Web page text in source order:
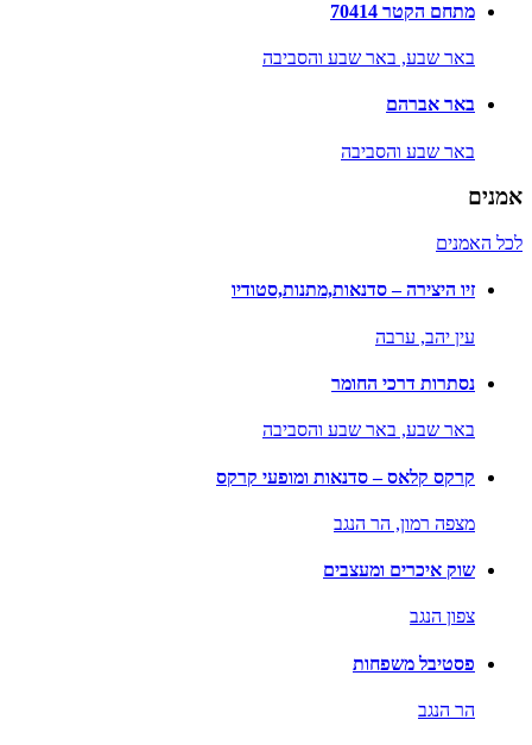
מתחם הקטר 70414
באר שבע, באר שבע והסביבה
באר אברהם
באר שבע והסביבה
אמנים
לכל האמנים
זיו היצירה – סדנאות,מתנות,סטודיו
עין יהב, ערבה
נסתרות דרכי החומר
באר שבע, באר שבע והסביבה
קרקס קלאס – סדנאות ומופעי קרקס
מצפה רמון, הר הנגב
שוק איכרים ומעצבים
צפון הנגב
פסטיבל משפחות
הר הנגב